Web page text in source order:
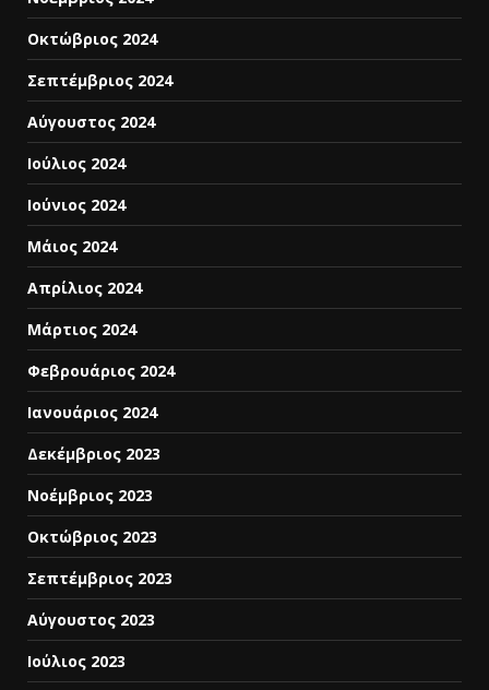
Οκτώβριος 2024
Σεπτέμβριος 2024
Αύγουστος 2024
Ιούλιος 2024
Ιούνιος 2024
Μάιος 2024
Απρίλιος 2024
Μάρτιος 2024
Φεβρουάριος 2024
Ιανουάριος 2024
Δεκέμβριος 2023
Νοέμβριος 2023
Οκτώβριος 2023
Σεπτέμβριος 2023
Αύγουστος 2023
Ιούλιος 2023